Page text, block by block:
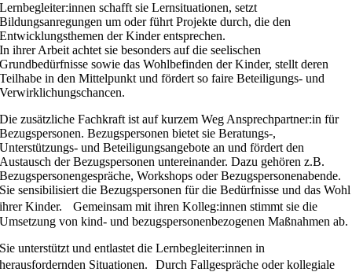
Lernbegleiter:innen schafft sie Lernsituationen, setzt
Bildungsanregungen um oder führt Projekte durch, die den
Entwicklungsthemen der Kinder entsprechen.
In ihrer Arbeit achtet sie besonders auf die seelischen
Grundbedürfnisse sowie das Wohlbefinden der Kinder, stellt deren
Teilhabe in den Mittelpunkt und fördert so faire Beteiligungs- und
Verwirklichungschancen.
Die zusätzliche Fachkraft ist auf kurzem Weg Ansprechpartner:in für
Bezugspersonen. Bezugspersonen bietet sie Beratungs-,
Unterstützungs- und Beteiligungsangebote an und fördert den
Austausch der Bezugspersonen untereinander. Dazu gehören z.B.
Bezugspersonengespräche, Workshops oder Bezugspersonenabende.
Sie sensibilisiert die Bezugspersonen für die Bedürfnisse und das Wohl
ihrer Kinder. Gemeinsam mit ihren Kolleg:innen stimmt sie die
Umsetzung von kind- und bezugspersonenbezogenen Maßnahmen ab.
Sie unterstützt und entlastet die Lernbegleiter:innen in
herausfordernden Situationen. Durch Fallgespräche oder kollegiale